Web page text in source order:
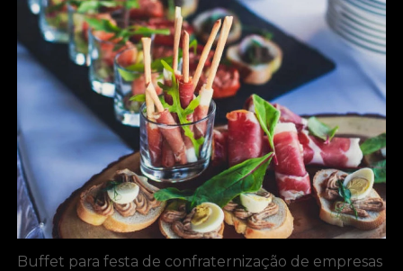
Buffet para festa de confraternização de empresas